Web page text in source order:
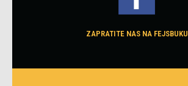
ZAPRATITE NAS NA FEJSBUKU